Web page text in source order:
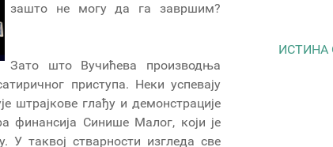
зашто не могу да га завршим?
Зато што Вучићева производња
приступа. Неки успевају
штрајкове глађу и демонстрације
финансија Синише Малог, који је
У таквој стварности изгледа све
ИСТИНА